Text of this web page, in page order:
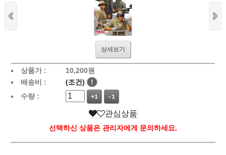
상세보기
상품가 : 10,200원
배송비 :
(조건)
!
수량 :
+1 -1
관심상품
선택하신 상품은 관리자에게 문의하세요.